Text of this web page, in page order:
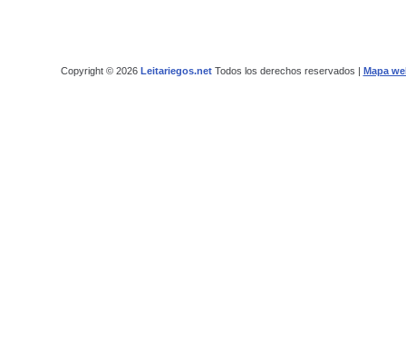
Copyright © 2026 Leitariegos.netTodos los derechos reservados | Mapa